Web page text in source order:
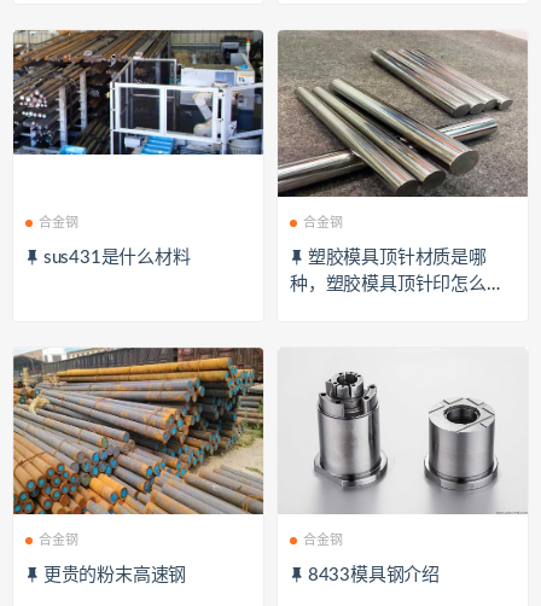
合金钢
sus431是什么材料
合金钢
塑胶模具顶针材质是哪
种，塑胶模具顶针印怎么消
合金钢
更贵的粉末高速钢
合金钢
8433模具钢介绍